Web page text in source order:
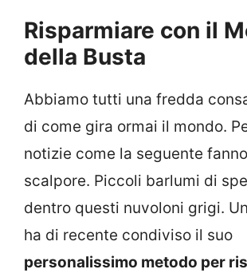
Risparmiare con il
della Busta
Abbiamo tutti una fredda
di come gira ormai il mondo.
notizie come la seguente
scalpore. Piccoli barlumi di
dentro questi nuvoloni grigi.
ha di recente condiviso il suo
personalissimo metodo per